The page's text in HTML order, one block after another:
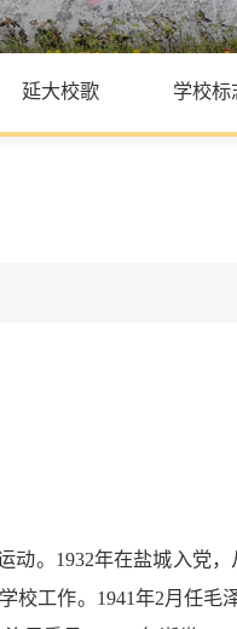
延大校歌 学校标
。1932年在盐城入党
工作。1941年2月任毛